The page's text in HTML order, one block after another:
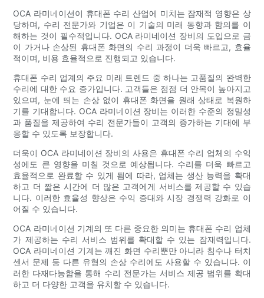
OCA 라미네이션이 휴대폰 수리 산업에 미치는 잠재적 영향은 상
당하며, 수리 전문가와 기업은 이 기술의 미래 동향과 함의를 이
해하는 것이 필수적입니다. OCA 라미네이션 장비의 도입으로 금
이 가거나 손상된 휴대폰 화면의 수리 과정이 더욱 빠르고, 효율
적이며, 비용 효율적으로 진행되고 있습니다.
휴대폰 수리 업계의 주요 미래 트렌드 중 하나는 고품질의 완벽한
수리에 대한 수요 증가입니다. 고객들은 점점 더 안목이 높아지고
있으며, 눈에 띄는 손상 없이 휴대폰 화면을 원래 상태로 복원하
기를 기대합니다. OCA 라미네이션 장비는 이러한 수준의 정밀성
과 품질을 제공하여 수리 전문가들이 고객의 증가하는 기대에 부
응할 수 있도록 보장합니다.
더욱이 OCA 라미네이션 장비의 사용은 휴대폰 수리 업체의 수익
성에도 큰 영향을 미칠 것으로 예상됩니다. 수리를 더욱 빠르고
효율적으로 완료할 수 있게 됨에 따라, 업체는 생산 능력을 확대
하고 더 짧은 시간에 더 많은 고객에게 서비스를 제공할 수 있습
니다. 이러한 효율성 향상은 수익 증대와 시장 경쟁력 강화로 이
어질 수 있습니다.
OCA 라미네이션 기계의 또 다른 중요한 의미는 휴대폰 수리 업체
가 제공하는 수리 서비스 범위를 확대할 수 있는 잠재력입니다.
OCA 라미네이션 기계는 깨진 화면 수리뿐만 아니라 침수나 터치
센서 문제 등 다른 유형의 손상 수리에도 사용할 수 있습니다. 이
러한 다재다능함을 통해 수리 전문가는 서비스 제공 범위를 확대
하고 더 다양한 고객을 유치할 수 있습니다.